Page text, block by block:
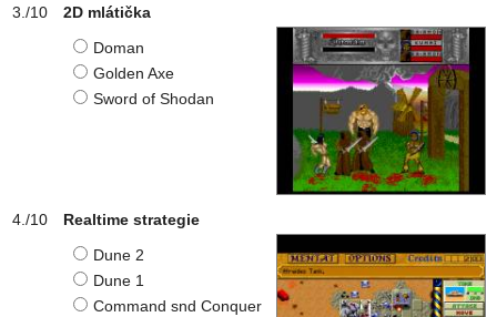
2D mlátička
Doman
Golden Axe
Sword of Shodan
Realtime strategie
Dune 2
Dune 1
Command snd Conquer